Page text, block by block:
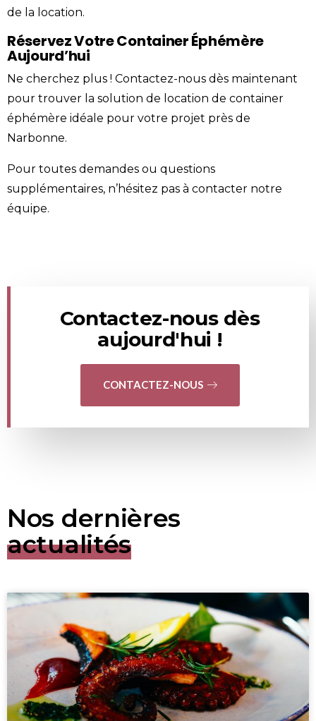
de la location.
Réservez Votre Container Éphémère
Aujourd’hui
Ne cherchez plus ! Contactez-nous dès maintenant
pour trouver la solution de location de container
éphémère idéale pour votre projet près de
Narbonne.
Pour toutes demandes ou questions
supplémentaires, n’hésitez pas à contacter notre
équipe.
Contactez-nous dès
aujourd'hui !
CONTACTEZ-NOUS
Nos dernières
actualités